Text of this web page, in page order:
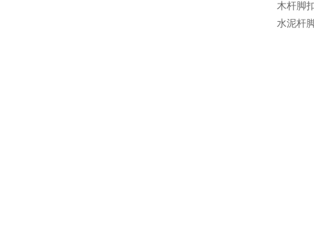
木杆脚
水泥杆